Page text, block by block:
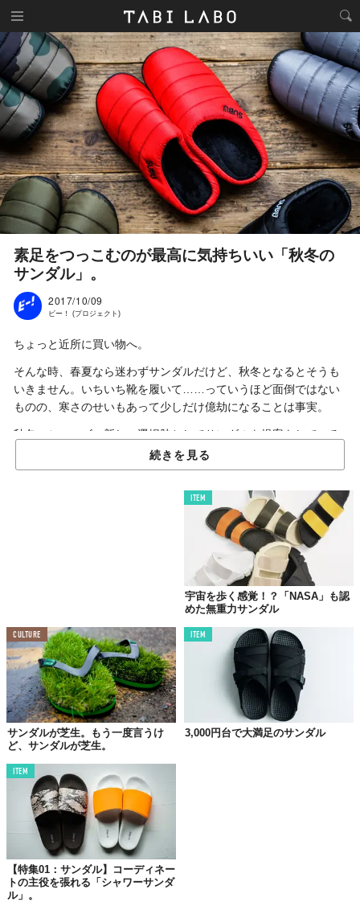
素足をつっこむのが最高に気持ちいい「秋冬の
サンダル」。
2017/10/09
ビー！ (プロジェクト)
ちょっと近所に買い物へ。
そんな時、春夏なら迷わずサンダルだけど、秋冬となるとそうも
いきません。いちいち靴を履いて……っていうほど面倒ではない
ものの、寒さのせいもあって少しだけ億劫になることは事実。
秋冬のシューズの新しい選択肢としてサンダルを提案をしている
のが、この〈SUBU〉です。昨冬に履いてみたところヤミツキに
なりました。
ダウンみたいなアッパーで暖かさはしっかり確保。サンダルのそ
れとは違う、スニーカーライクなソールで歩行性も抜群です。
なんといっても素足で履くのがいいです。内側の起毛した生地が
フワフワしてて。寒い時に素足をこのサンダルにつっこむのが最
あと、適度なボリューム感でファッションアイテムとしても重宝
カラーによっては売り切れるのも早そうなので、寒くなる前に！
続きを見る
ITEM
宇宙を歩く感覚！？「NASA」も認
めた無重力サンダル
CULTURE
サンダルが芝生。もう一度言うけ
ど、サンダルが芝生。
ITEM
3,000円台で大満足のサンダル
ITEM
【特集01：サンダル】コーディネー
トの主役を張れる「シャワーサンダ
ル」。